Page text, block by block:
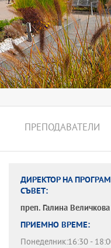
ПРЕПОДАВАТЕЛИ
ДИРЕКТОР НА
СЪВЕТ:
преп. Галина Величкова
ПРИЕМНО ВРЕМЕ:
Понеделник:16:30 -